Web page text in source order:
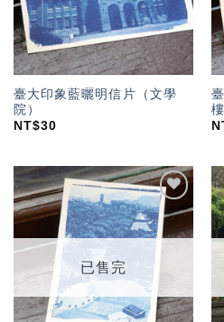
臺大印象藍曬明信片（文學
院）
NT$30
樓
加入
「願
望輕
單」
已售完